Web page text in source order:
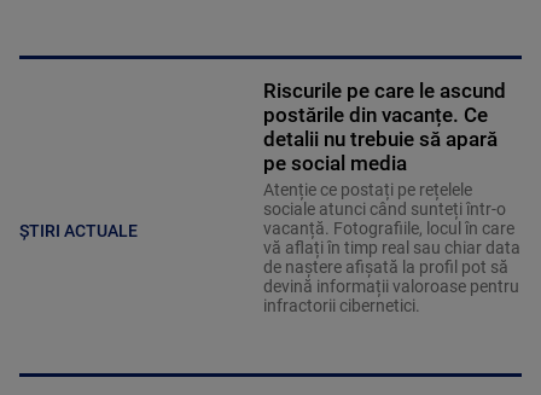
ȘTIRI ACTUALE
Riscurile pe care le ascund
postările din vacanțe. Ce
detalii nu trebuie să apară
pe social media
Atenție ce postați pe rețelele
sociale atunci când sunteți într-o
vacanță. Fotografiile, locul în care
vă aflați în timp real sau chiar data
de naștere afișată la profil pot să
devină informații valoroase pentru
infractorii cibernetici.